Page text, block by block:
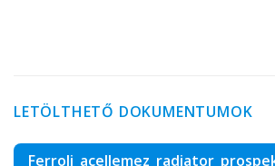
LETÖLTHETŐ DOKUMENTUMOK